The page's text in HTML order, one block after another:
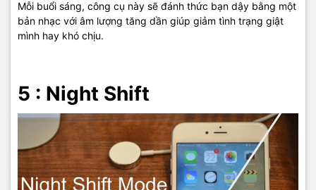
Mỗi buổi sáng, công cụ này sẽ đánh thức bạn dậy bằng một
bản nhạc với âm lượng tăng dần giúp giảm tình trạng giật
mình hay khó chịu.
5 : Night Shift